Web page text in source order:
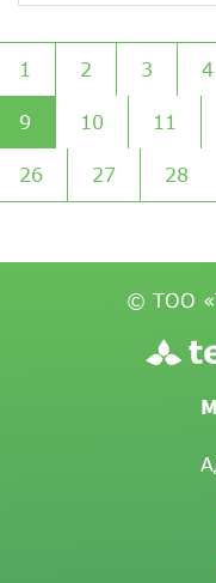
1 2 3 4
9 10 11
26 27 28
© ТОО